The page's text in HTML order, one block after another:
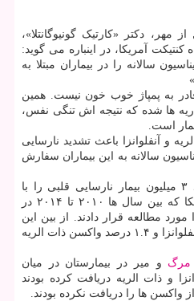
مهر، دکتر «کارتیک گونیوگانتلا»،
آمریکا، در اینباره می گوید:
سالانه را در بیماران مبتلا به
قادر به پمپاژ خوب خون نیست. همین
ها شده که نتیجه اش تنگی نفس،
است.
و آنفلوانزا باعث تشدید نارسایی
سالانه به این بیماران سفارش
در این مطالعه، محققان حدود ۳ میلیون بیمار نارسایی قلبی را با
میانگین سنی ۷۰ سال در آمریکا که بین سال ها ۲۰۱۰ تا ۲۰۱۴ در
مطالعه قرار دادند. از بین این
بیماران تنها ۱.۴ درصد واکسن آنفلوانزا و ۱.۴ درصد واکسن ذات الریه
مرگ و میر در بیمارستان در میان
و ذات الریه دریافت کرده بودند
واکسن ها را دریافت نکرده بودند.